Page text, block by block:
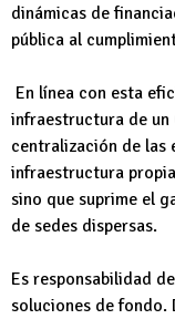
dinámicas de
pública al
En línea con esta
infraestructura de un
centralización de las
infraestructura
sino que suprime el
de sedes dispersas.
Es responsabilidad
soluciones de fondo.